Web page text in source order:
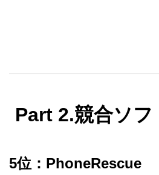
Part 2.競合ソフ
5位：PhoneRescue